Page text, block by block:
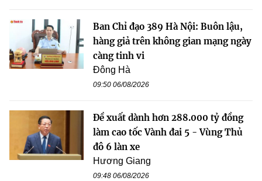
Ban Chỉ đạo 389 Hà Nội: Buôn lậu,
hàng giả trên không gian mạng ngày
càng tinh vi
Đông Hà
09:50 06/08/2026
Đề xuất dành hơn 288.000 tỷ đồng
làm cao tốc Vành đai 5 - Vùng Thủ
đô 6 làn xe
Hương Giang
09:48 06/08/2026